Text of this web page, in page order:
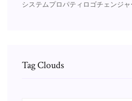
システムプロパティロゴチェンジ
Tag Clouds